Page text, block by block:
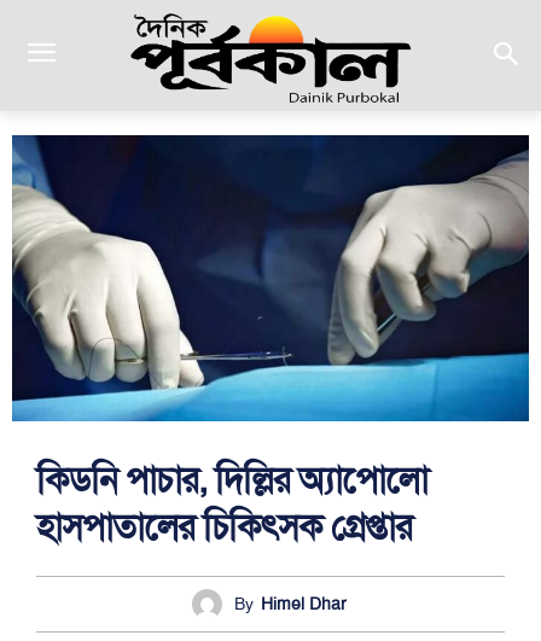
কিডনি পাচার, দিল্লির অ্যাপোলো
হাসপাতালের চিকিৎসক গ্রেপ্তার
By Himel Dhar